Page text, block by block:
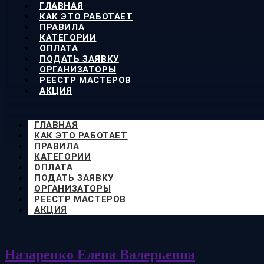
ГЛАВНАЯ
КАК ЭТО РАБОТАЕТ
ПРАВИЛА
КАТЕГОРИИ
ОПЛАТА
ПОДАТЬ ЗАЯВКУ
ОРГАНИЗАТОРЫ
РЕЕСТР МАСТЕРОВ
АКЦИЯ
ГЛАВНАЯ
КАК ЭТО РАБОТАЕТ
ПРАВИЛА
КАТЕГОРИИ
ОПЛАТА
ПОДАТЬ ЗАЯВКУ
ОРГАНИЗАТОРЫ
РЕЕСТР МАСТЕРОВ
АКЦИЯ
Назаренко Елена Валерьевна